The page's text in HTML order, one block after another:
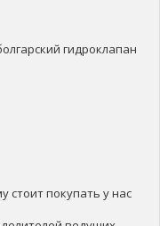
гидроклапан
покупать у нас